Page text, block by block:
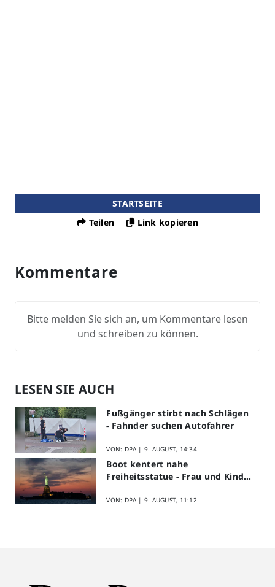
STARTSEITE
Teilen
Link kopieren
Kommentare
Bitte melden Sie sich an, um Kommentare lesen
und schreiben zu können.
LESEN SIE AUCH
Fußgänger stirbt nach Schlägen
- Fahnder suchen Autofahrer
VON: DPA | 9. AUGUST, 14:34
Boot kentert nahe
Freiheitsstatue - Frau und Kind
VON: DPA | 9. AUGUST, 11:12